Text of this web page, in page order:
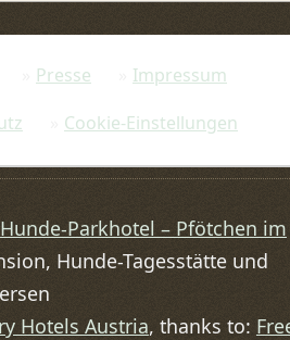
Presse
Impressum
Cookie-Einstellungen
Hunde-Parkhotel – Pfötchen im
Hunde-Tagesstätte und
Hotels Austria, thanks to: